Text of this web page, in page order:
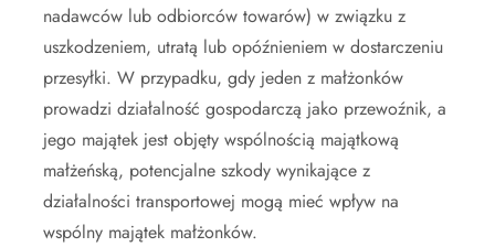
nadawców lub odbiorców towarów) w związku z
uszkodzeniem, utratą lub opóźnieniem w dostarczeniu
przesyłki. W przypadku, gdy jeden z małżonków
prowadzi działalność gospodarczą jako przewoźnik, a
jego majątek jest objęty wspólnością majątkową
małżeńską, potencjalne szkody wynikające z
działalności transportowej mogą mieć wpływ na
wspólny majątek małżonków.